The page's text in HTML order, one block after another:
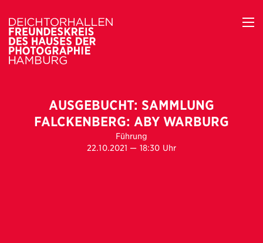
AUSGEBUCHT: SAMMLUNG
FALCKENBERG: ABY WARBURG
Führung
22.10.2021 — 18:30 Uhr